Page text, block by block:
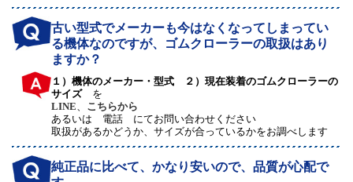
古い型式でメーカーも今はなくなってしまってい
る機体なのですが、ゴムクローラーの取扱はあり
ますか？
１）機体のメーカー・型式 ２）現在装着のゴムクローラーの
サイズを
LINE、 こちらから
あるいは 電話 にてお問い合わせください
取扱があるかどうか、サイズが合っているかをお調べします
純正品に比べて、かなり安いので、品質が心配で